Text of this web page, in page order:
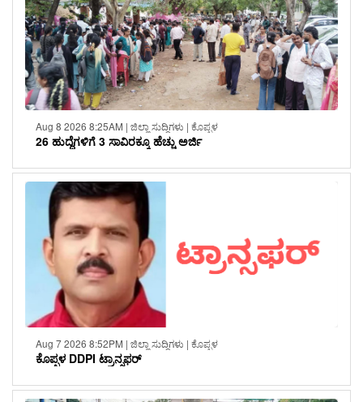
Aug 8 2026 8:25AM | ಜಿಲ್ಲಾ ಸುದ್ದಿಗಳು | ಕೊಪ್ಪಳ
26 ಹುದ್ದೆಗಳಿಗೆ 3 ಸಾವಿರಕ್ಕೂ ಹೆಚ್ಚು ಅರ್ಜಿ
Aug 7 2026 8:52PM | ಜಿಲ್ಲಾ ಸುದ್ದಿಗಳು | ಕೊಪ್ಪಳ
ಕೊಪ್ಪಳ DDPI ಟ್ರಾನ್ಸಫರ್